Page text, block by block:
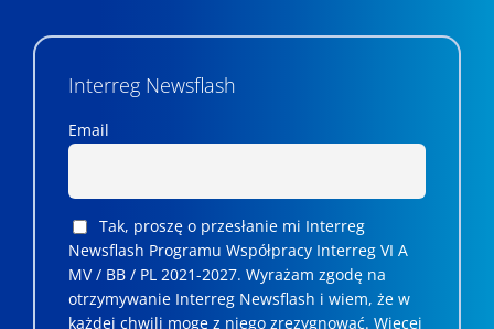
Interreg Newsflash
Email
Tak, proszę o przesłanie mi Interreg
Newsflash Programu Współpracy Interreg VI A
MV / BB / PL 2021-2027. Wyrażam zgodę na
otrzymywanie Interreg Newsflash i wiem, że w
każdej chwili mogę z niego zrezygnować. ­­Więcej